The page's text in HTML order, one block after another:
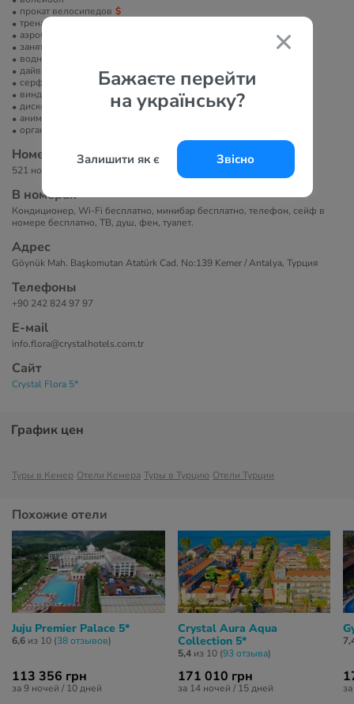
Бажаєте перейти
на українську?
Залишити як є Звісно
прокат велосипедов
тренажерный зал
аэробика
занятия йогой
водные развлечения
дайвинг
серфинг
виндсерфинг
диско-клуб
анимация
организация экскурсий
Номера
521 номер. 3-х этажные бунгало.
В номерах
Кондиционер, Wi-Fi бесплатно, минибар бесплатно, телефон, сейф в
номере бесплатно, ТВ, душ, фен, туалет.
Адрес
Göynük Mah. Başkomutan Atatürk Cad. No:139 Kemer / Antalya, Турция
Телефоны
+90 242 824 97 97
Е-маil
info.flora@crystalhotels.com.tr
Сайт
Crystal Flora 5*
График цен
Туры в Кемер Отели Кемера Туры в Турцию Отели Турции
Похожие отели
Juju Premier Palace 5*
6,6 из 10 (38 отзывов)
113 356 грн
за 9 ночей / 10 дней
Crystal Aura Aqua
Collection 5*
5,4из 10 (93 отзывa)
171 010 грн
за 14 ночей / 15 дней